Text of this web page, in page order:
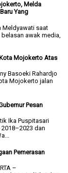
Melda
Yang
Meldyawati saat
awak media,
Mojokerto Atas
Basoeki Rahardjo
Mojokerto jalan
Pesan
Ika Puspitasari
dan
Pemerasan
–